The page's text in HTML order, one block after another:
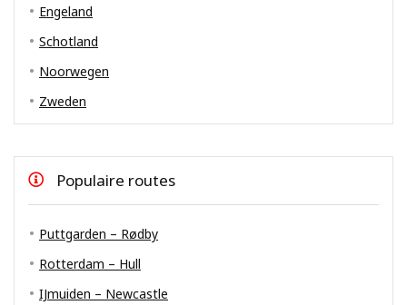
Engeland
Schotland
Noorwegen
Zweden
Populaire routes
Puttgarden – Rødby
Rotterdam – Hull
IJmuiden – Newcastle